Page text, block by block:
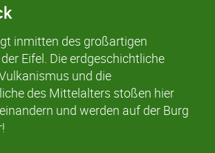
inmitten des großartigen
Eifel. Die erdgeschichtliche
und die
des Mittelalters stoßen hier
und werden auf der Burg